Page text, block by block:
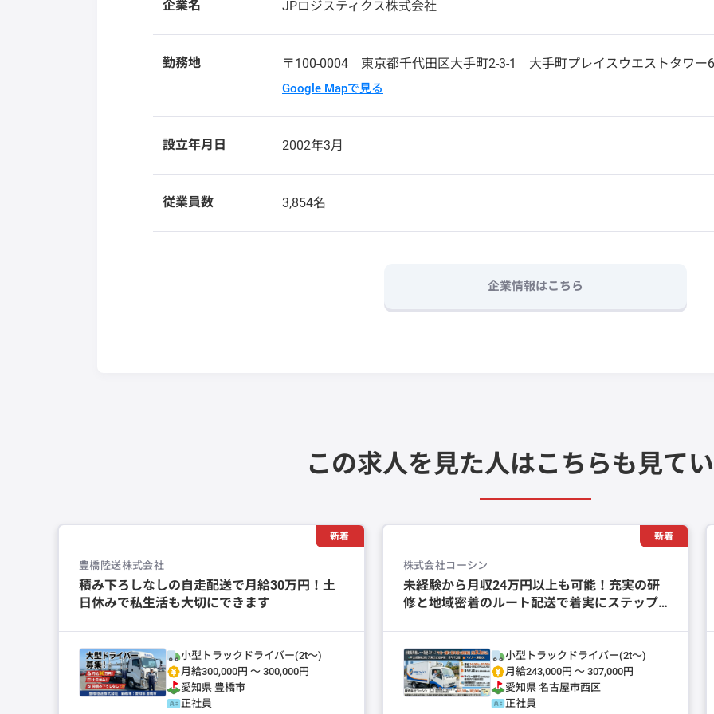
企業名 JPロジスティクス株式会社
勤務地 〒100-0004 東京都千代田区大手町2-3-1 大手町プレイスウエストタワー
Google Mapで見る
設立年月日 2002年3月
従業員数 3,854名
企業情報はこちら
この求人を見た人はこちらも見て
新着
豊橋陸送株式会社
積み下ろしなしの自走配送で月給30万円！土
日休みで私生活も大切にできます
小型トラックドライバー(2t～)
月給300,000円 〜 300,000円
愛知県 豊橋市
正社員
新着
株式会社コーシン
未経験から月収24万円以上も可能！充実の研
修と地域密着のルート配送で着実にステップ
小型トラックドライバー(2t～)
月給243,000円 〜 307,000円
愛知県 名古屋市西区
正社員